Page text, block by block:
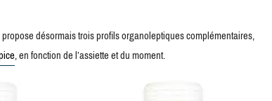
désormais trois profils organoleptiques complémentaires,
, en fonction de l’assiette et du moment.